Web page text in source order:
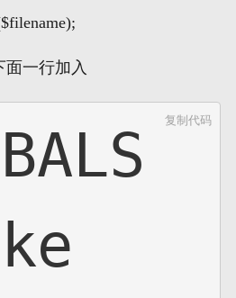
面一行加入
复制代码